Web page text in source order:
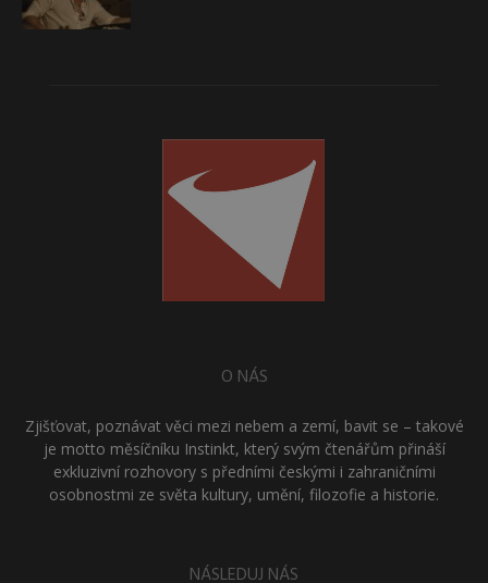
O NÁS
Zjišťovat, poznávat věci mezi nebem a zemí, bavit se – takové
je motto měsíčníku Instinkt, který svým čtenářům přináší
exkluzivní rozhovory s předními českými i zahraničními
osobnostmi ze světa kultury, umění, filozofie a historie.
NÁSLEDUJ NÁS